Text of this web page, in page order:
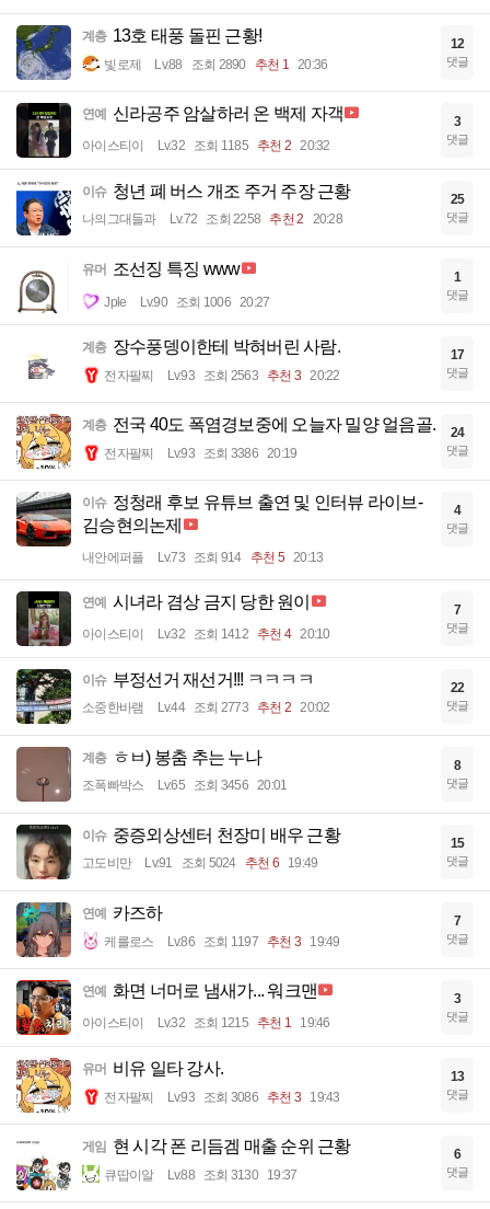
계층 13호 태풍 돌핀 근황!
빛로제 Lv.88 조회 2890 추천 1 20:36
12
댓글
연예 신라공주 암살하러 온 백제 자객
아이스티이 Lv.32 조회 1185 추천 2 20:32
3
댓글
이슈 청년 폐 버스 개조 주거 주장 근황
나의그대들과 Lv.72 조회 2258 추천 2 20:28
25
댓글
유머 조선징 특징 www
Jple Lv.90 조회 1006 20:27
1
댓글
계층 장수풍뎅이한테 박혀버린 사람.
전자팔찌 Lv.93 조회 2563 추천 3 20:22
17
댓글
계층 전국 40도 폭염경보중에 오늘자 밀양 얼음골.
전자팔찌 Lv.93 조회 3386 20:19
24
댓글
이슈 정청래 후보 유튜브 출연 및 인터뷰 라이브-
김승현의논제
내안에퍼플 Lv.73 조회 914 추천 5 20:13
4
댓글
연예 시녀라 겸상 금지 당한 원이
아이스티이 Lv.32 조회 1412 추천 4 20:10
7
댓글
이슈 부정선거 재선거!!! ㅋㅋㅋㅋ
소중한바램 Lv.44 조회 2773 추천 2 20:02
22
댓글
계층 ㅎㅂ) 봉춤 추는 누나
조폭빠박스 Lv.65 조회 3456 20:01
8
댓글
이슈 중증외상센터 천장미 배우 근황
고도비만 Lv.91 조회 5024 추천 6 19:49
15
댓글
연예 카즈하
케를로스 Lv.86 조회 1197 추천 3 19:49
7
댓글
연예 화면 너머로 냄새가... 워크맨
아이스티이 Lv.32 조회 1215 추천 1 19:46
3
댓글
유머 비유 일타 강사.
전자팔찌 Lv.93 조회 3086 추천 3 19:43
13
댓글
게임 현 시각 폰 리듬겜 매출 순위 근황
큐땁이알 Lv.88 조회 3130 19:37
6
댓글